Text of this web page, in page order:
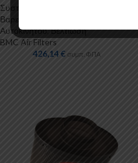
Συστήματα Εισαγωγής Αέρα
Βαρελάκι Carbon OTA
Αυτοκινήτου,Βελτίωση
BMC Air Filters
426,14€ συμπ. ΦΠΑ